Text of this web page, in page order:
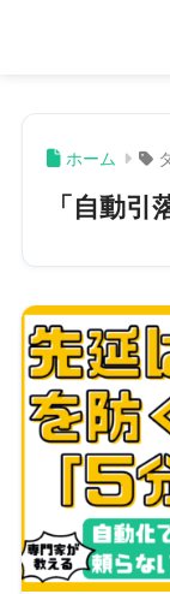
ホーム
「自動引